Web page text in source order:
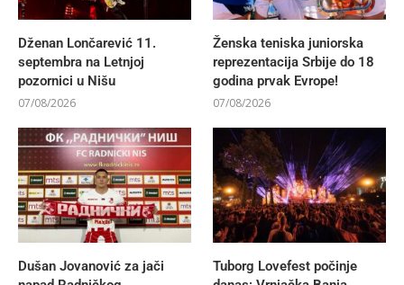
Dženan Lončarević 11.
septembra na Letnjoj
pozornici u Nišu
07/08/2026
Ženska teniska juniorska
reprezentacija Srbije do 18
godina prvak Evrope!
07/08/2026
Dušan Jovanović za jači
Tuborg Lovefest počinje